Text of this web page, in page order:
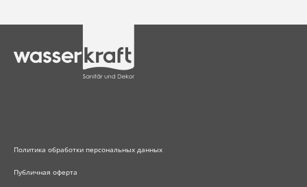
Политика обработки персональных данных
Публичная оферта